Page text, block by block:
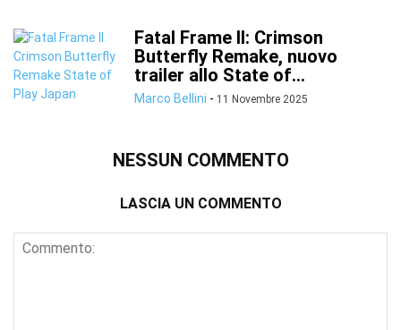
Fatal Frame II: Crimson
Butterfly Remake, nuovo
trailer allo State of...
Marco Bellini - 11 Novembre 2025
NESSUN COMMENTO
LASCIA UN COMMENTO